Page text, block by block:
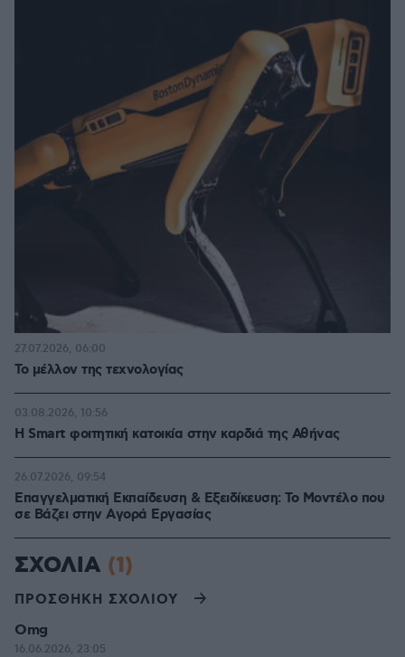
Το μέλλον της τεχνολογίας
27.07.2026, 06:00
Η Smart φοιτητική κατοικία στην καρδιά της Αθήνας
03.08.2026, 10:56
Επαγγελματική Εκπαίδευση & Εξειδίκευση: Το Mοντέλο που
σε Bάζει στην Aγορά Eργασίας
26.07.2026, 09:54
ΣΧΟΛΙΑ (1)
ΠΡΟΣΘΗΚΗ ΣΧΟΛΙΟΥ
Omg
16.06.2026, 23:05